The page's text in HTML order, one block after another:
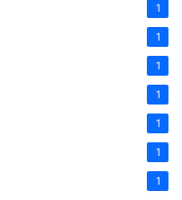
1
1
1
1
1
1
1